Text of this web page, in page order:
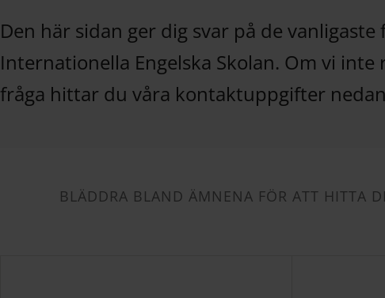
Den här sidan ger dig svar på de vanligaste
Internationella Engelska Skolan. Om vi
fråga hittar du våra kontaktuppgifter
BLÄDDRA BLAND ÄMNENA FÖR ATT HITTA